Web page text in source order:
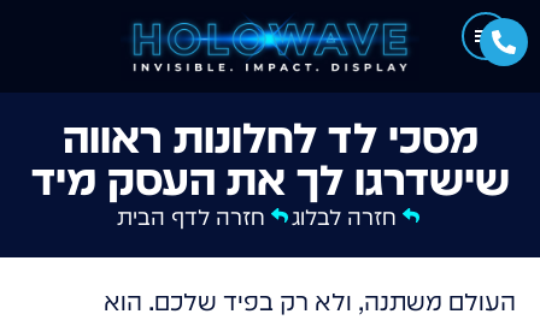
מסכי לד לחלונות ראווה
שישדרגו לך את העסק מיד
חזרה לבלוג חזרה לדף הבית
העולם משתנה, ולא רק בפיד שלכם. הוא